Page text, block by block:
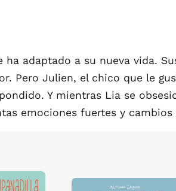
adaptado a su nueva vida.
Pero Julien, el chico que le
Y mientras Lia se
emociones fuertes y